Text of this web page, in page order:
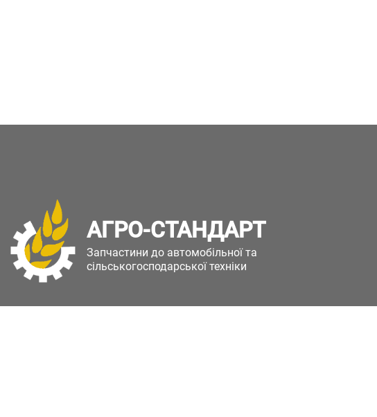
АГРО-СТАНДАРТ
Запчастини до автомобільної та
сільськогосподарської техніки